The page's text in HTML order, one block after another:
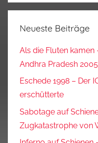
Neueste Beiträge
Als die Fluten
Andhra Pradesh 2005
Eschede 1998 – Der
erschütterte
Sabotage auf
Zugkatastrophe von